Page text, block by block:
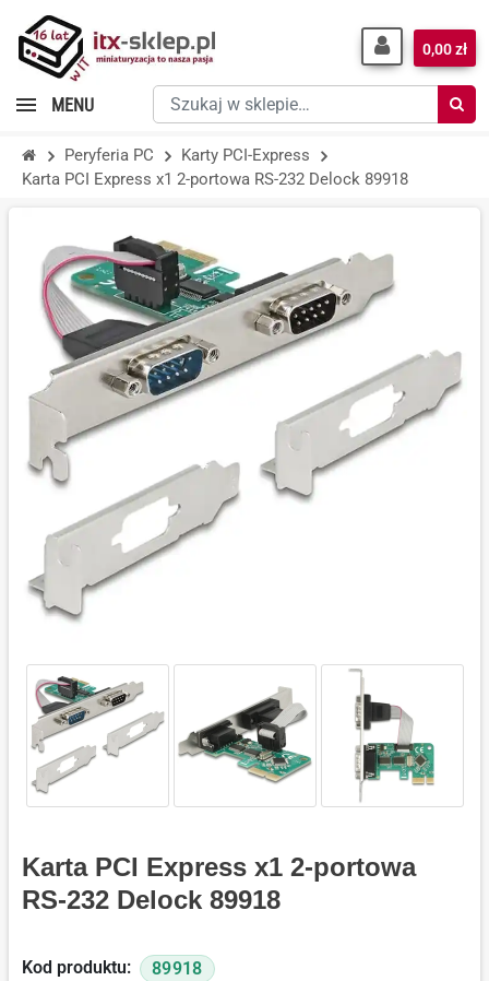
Szukaj
w
sklepie…
0,00 zł
MENU
Peryferia PC
Karty PCI-Express
Karta PCI Express x1 2-portowa RS-232 Delock 89918
Karta PCI Express x1 2-portowa
RS-232 Delock 89918
Kod produktu: 89918